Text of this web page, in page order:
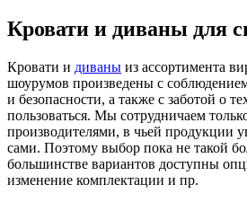
Кровати и диваны для
Кровати и диваны из ассортимента
шоурумов произведены с
и безопасности, а также с заботой о
пользоваться. Мы сотрудничаем
производителями, в чьей продукции
сами. Поэтому выбор пока не такой
большинстве вариантов доступны
изменение комплектации и пр.